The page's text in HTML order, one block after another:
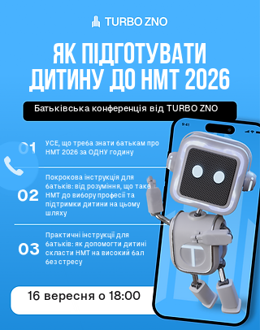
02
03
Батьківська конференція від TURBO ZNO
ЯК ПІДГОТУВАТИ
ДИТИНУ ДО НМТ 2026
УСЕ, що треба знати батькам про
НМТ 2026 за ОДНУ годину
Покрокова інструкція для
батьків: від розуміння, що таке
НМТ до вибору професії та
підтримки дитини на цьому
шляху
01
Практичні інструкції для
батьків: як допомогти дитині
скласти НМТ на високий бал
без стресу
16 вересня о 18:00